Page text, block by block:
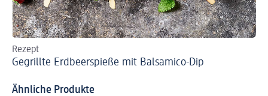
Rezept
Gegrillte Erdbeerspieße mit Balsamico-Dip
Ähnliche Produkte